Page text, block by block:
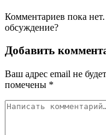
Комментариев пока
обсуждение?
Добавить
Ваш адрес email не
помечены *